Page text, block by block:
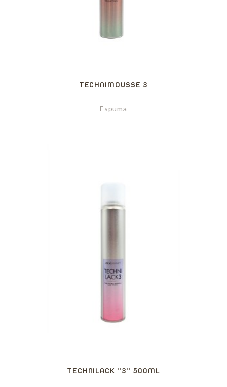
TECHNIMOUSSE 3
Espuma
TECHNILACK "3" 500ML